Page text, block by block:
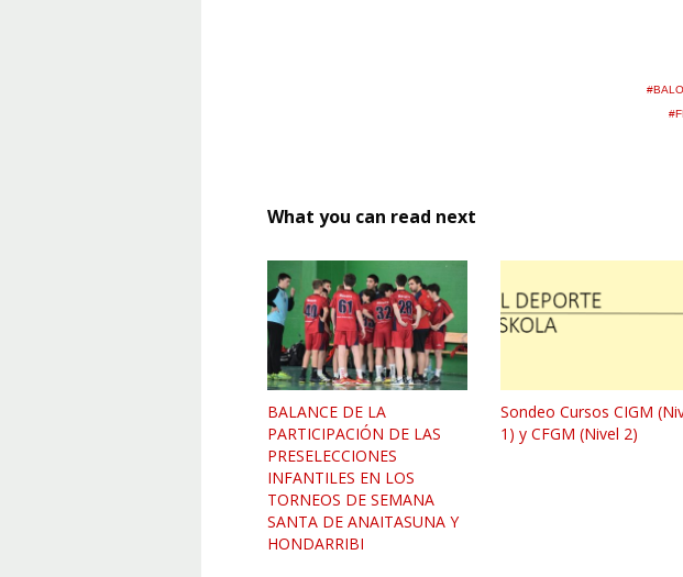
What you can read next
BALANCE DE LA
PARTICIPACIÓN DE LAS
PRESELECCIONES
INFANTILES EN LOS
TORNEOS DE SEMANA
SANTA DE ANAITASUNA Y
HONDARRIBI
Sondeo Cursos CIGM
1) y CFGM (Nivel 2)